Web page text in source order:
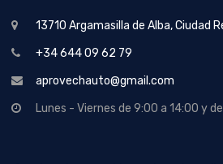
13710 Argamasilla de Alba, Ciudad
+34 644 09 62 79
aprovechauto@gmail.com
Lunes - Viernes de 9:00 a 14:00 y